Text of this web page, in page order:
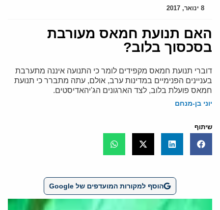
8 ינואר, 2017
האם תנועת חמאס מעורבת
בסכסוך בלוב?
דוברי תנועת חמאס מקפידים לומר כי התנועה איננה מתערבת
בעניינים הפנימיים במדינות ערב, אולם, עתה מתברר כי תנועת
חמאס פועלת בלוב, לצד הארגונים הג'יהאדיסטים.
יוני בן-מנחם
שיתוף
הוסף למקורות המועדפים של Google